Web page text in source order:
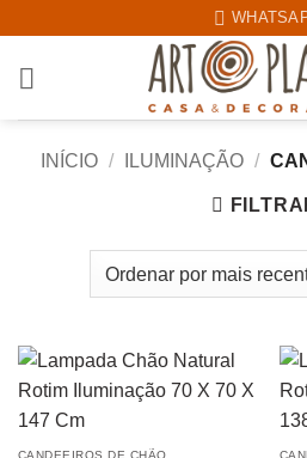
content
INÍCIO / ILUMINAÇÃO /
CANDEEIROS DE CHÃO